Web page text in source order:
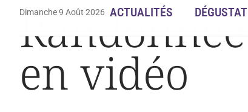
Dimanche 9 Août 2026 ACTUALITÉS
en vidéo